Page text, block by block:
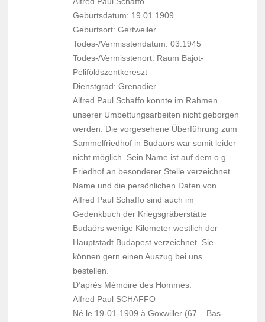
Geburtsdatum: 19.01.1909
Geburtsort: Gertweiler
Todes-/Vermisstendatum: 03.1945
Todes-/Vermisstenort: Raum Bajot-
Peliföldszentkereszt
Dienstgrad: Grenadier
Alfred Paul Schaffo konnte im Rahmen
unserer Umbettungsarbeiten nicht geborgen
werden. Die vorgesehene Überführung zum
Sammelfriedhof in Budaörs war somit leider
nicht möglich. Sein Name ist auf dem o.g.
Friedhof an besonderer Stelle verzeichnet.
Name und die persönlichen Daten von
Alfred Paul Schaffo sind auch im
Gedenkbuch der Kriegsgräberstätte
Budaörs wenige Kilometer westlich der
Hauptstadt Budapest verzeichnet. Sie
können gern einen Auszug bei uns
bestellen.
D’après Mémoire des Hommes:
Alfred Paul SCHAFFO
Né le 19-01-1909 à Goxwiller (67 – Bas-